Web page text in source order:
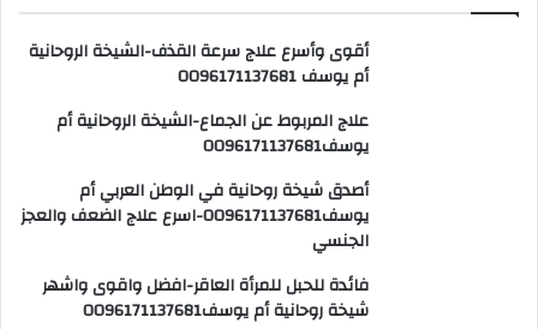
أقوى وأسرع علاج سرعة القذف-الشيخة الروحانية
أم يوسف 0096171137681
علاج المربوط عن الجماع-الشيخة الروحانية أم
يوسف0096171137681
أصدق شيخة روحانية في الوطن العربي أم
يوسف0096171137681-اسرع علاج الضعف والعجز
الجنسي
فائدة للحبل للمرأة العاقر-افضل واقوى واشهر
شيخة روحانية أم يوسف0096171137681